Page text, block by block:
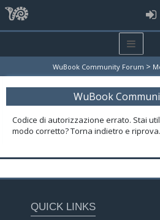
WuBook Community Forum >
WuBook
Codice di autorizzazione errato. Stai
modo corretto? Torna indietro e riprova.
QUICK LINKS